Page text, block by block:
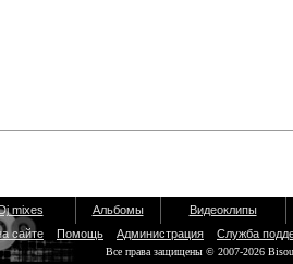
mixes Альбомы
Видеоклипы
сайте
Помощь Администрация Служба
Все права защищены © 2007-2026